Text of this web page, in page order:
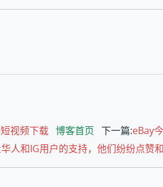
视频下载 博客首页 下一篇:eBay
人和IG用户的支持，他们纷纷点赞和